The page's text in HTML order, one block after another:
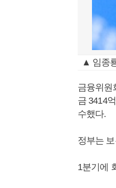
▲ 임종
금융위원
금 3414
수했다.
정부는
1분기에